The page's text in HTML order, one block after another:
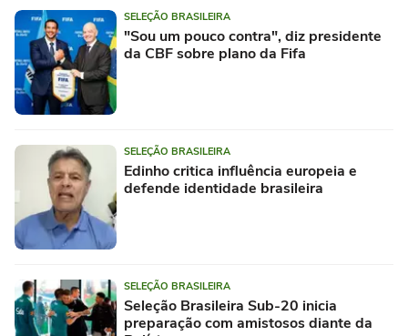
SELEÇÃO BRASILEIRA
"Sou um pouco contra", diz presidente
da CBF sobre plano da Fifa
SELEÇÃO BRASILEIRA
Edinho critica influência europeia e
defende identidade brasileira
SELEÇÃO BRASILEIRA
Seleção Brasileira Sub-20 inicia
preparação com amistosos diante da